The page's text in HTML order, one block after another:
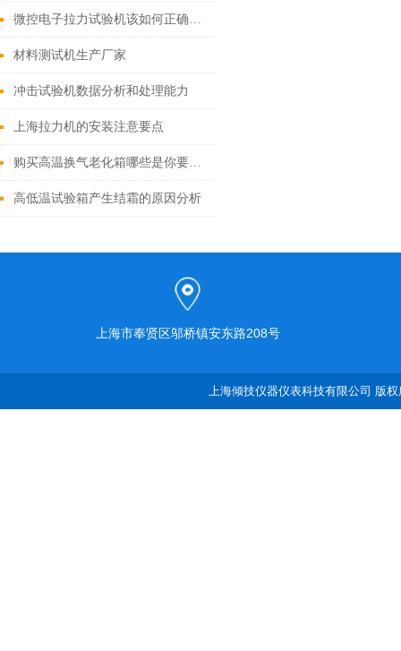
微控电子拉力试验机该如何正确使用？
材料测试机生产厂家
冲击试验机数据分析和处理能力
上海拉力机的安装注意要点
购买高温换气老化箱哪些是你要注意的？
高低温试验箱产生结霜的原因分析
上海市奉贤区邬桥镇安东路208号
上海倾技仪器仪表科技有限公司 版